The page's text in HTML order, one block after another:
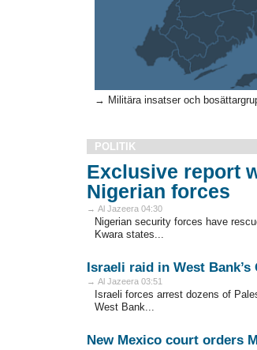
→ Militära insatser och
POLITIK
Exclusive report
Nigerian forces
→ Al Jazeera 04:30
Nigerian security forces have
Kwara states...
Israeli raid in West
→ Al Jazeera 03:51
Israeli forces arrest dozens of
West Bank...
New Mexico court orders